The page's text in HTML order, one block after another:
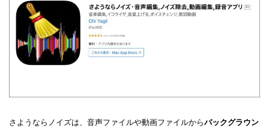
さようならノイズは、音声ファイルや動画ファイルからバックグラウン